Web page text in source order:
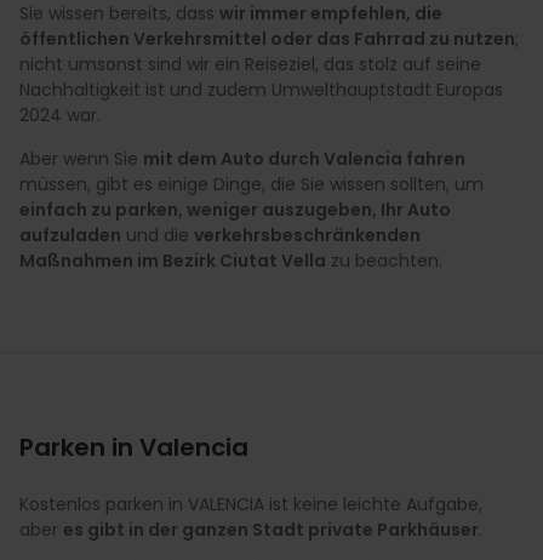
Sie wissen bereits, dass wir immer empfehlen, die
öffentlichen Verkehrsmittel oder das Fahrrad zu nutzen;
nicht umsonst sind wir ein Reiseziel, das stolz auf seine
Nachhaltigkeit ist und zudem Umwelthauptstadt Europas
2024 war.
Aber wenn Sie mit dem Auto durch Valencia fahren
müssen, gibt es einige Dinge, die Sie wissen sollten, um
einfach zu parken, weniger auszugeben, Ihr Auto
aufzuladen und die verkehrsbeschränkenden
Maßnahmen im Bezirk Ciutat Vella zu beachten.
Parken in Valencia
Kostenlos parken in VALENCIA ist keine leichte Aufgabe,
aber es gibt in der ganzen Stadt private Parkhäuser.